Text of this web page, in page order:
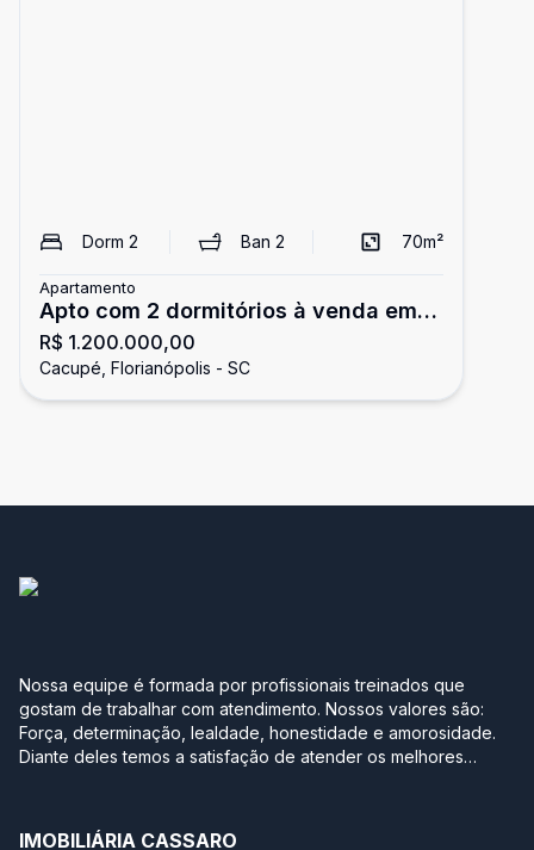
Dorm 2 Ban2 70m²
Apartamento
Apto com 2 dormitórios à venda em
Cacupé
R$ 1.200.000,00
Cacupé, Florianópolis - SC
Nossa equipe é formada por profissionais treinados que
gostam de trabalhar com atendimento. Nossos valores são:
Força, determinação, lealdade, honestidade e amorosidade.
Diante deles temos a satisfação de atender os melhores
pensando no conforto de uma casa. Sabe aquela que você
IMOBILIÁRIA CASSARO